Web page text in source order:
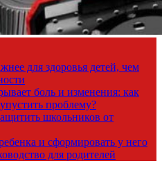
для здоровья детей, чем
боль и изменения: как
проблему?
школьников от
и сформировать у него
для родителей